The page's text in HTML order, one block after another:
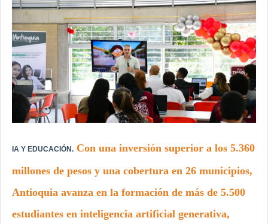
IA Y EDUCACIÓN. Con una inversión superior a los 5.360
millones de pesos y una cobertura en 26 municipios,
Antioquia avanza en la formación de más de 5.500
estudiantes en inteligencia artificial generativa,